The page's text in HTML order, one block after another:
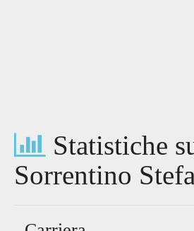
Statistiche
Sorrentino